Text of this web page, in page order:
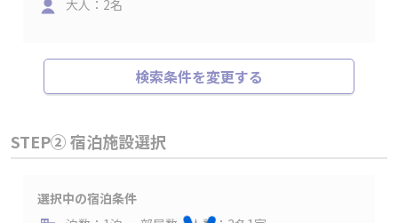
大人：2名
検索条件を変更する
STEP② 宿泊施設選択
選択中の宿泊条件